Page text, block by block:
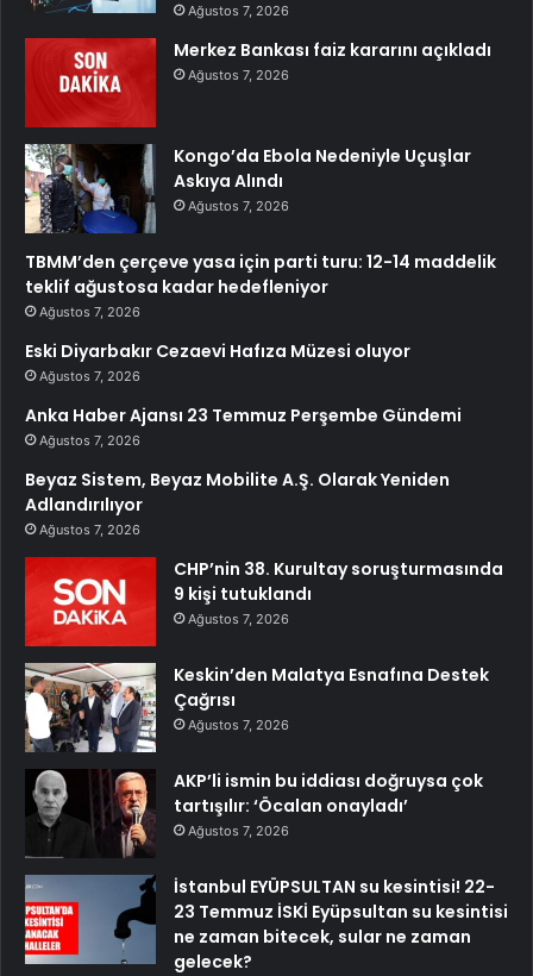
Ağustos 7, 2026
Merkez Bankası faiz kararını açıkladı
Ağustos 7, 2026
Kongo’da Ebola Nedeniyle Uçuşlar
Askıya Alındı
Ağustos 7, 2026
TBMM’den çerçeve yasa için parti turu: 12-14 maddelik
teklif ağustosa kadar hedefleniyor
Ağustos 7, 2026
Eski Diyarbakır Cezaevi Hafıza Müzesi oluyor
Ağustos 7, 2026
Anka Haber Ajansı 23 Temmuz Perşembe Gündemi
Ağustos 7, 2026
Beyaz Sistem, Beyaz Mobilite A.Ş. Olarak Yeniden
Adlandırılıyor
Ağustos 7, 2026
CHP’nin 38. Kurultay soruşturmasında
9 kişi tutuklandı
Ağustos 7, 2026
Keskin’den Malatya Esnafına Destek
Çağrısı
Ağustos 7, 2026
AKP’li ismin bu iddiası doğruysa çok
tartışılır: ‘Öcalan onayladı’
Ağustos 7, 2026
İstanbul EYÜPSULTAN su kesintisi! 22-
23 Temmuz İSKİ Eyüpsultan su kesintisi
ne zaman bitecek, sular ne zaman
gelecek?